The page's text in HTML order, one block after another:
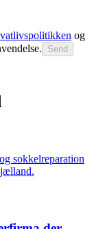
og
Send
sokkelreparation